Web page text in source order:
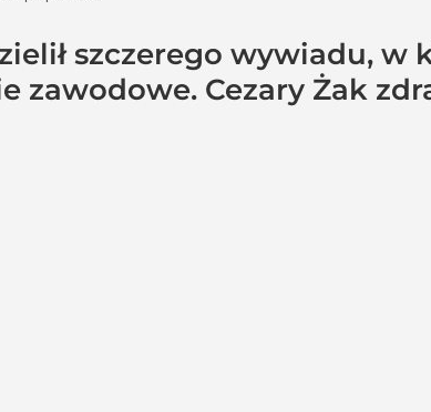
szczerego wywiadu, w
zawodowe. Cezary Żak